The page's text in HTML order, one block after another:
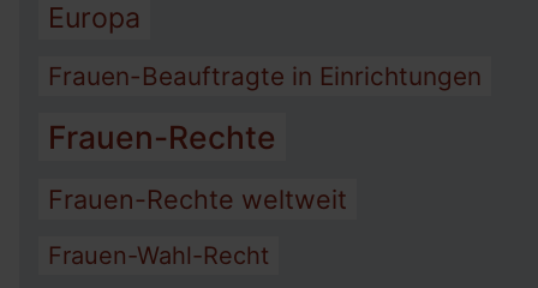
Europa
Frauen-Beauftragte in Einrichtungen
Frauen-Rechte
Frauen-Rechte weltweit
Frauen-Wahl-Recht